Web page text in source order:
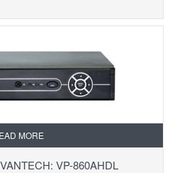
MORE
VP-860AHDL